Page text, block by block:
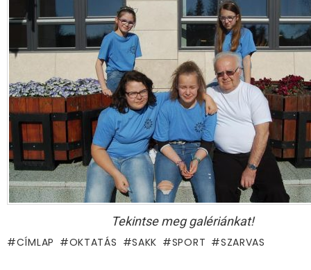
Tekintse meg galériánkat!
CÍMLAP OKTATÁS SAKK SPORT SZARVAS